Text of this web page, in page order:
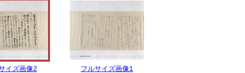
イズ画像2 フルサイズ画像1